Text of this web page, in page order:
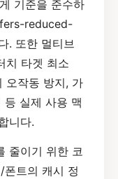
기준을 준수하
reduced-
. 또한 멀티브
치 타겟 최소
오작동 방지, 가
실제 사용 맥
니다.
줄이기 위한 코
폰트의 캐시 정